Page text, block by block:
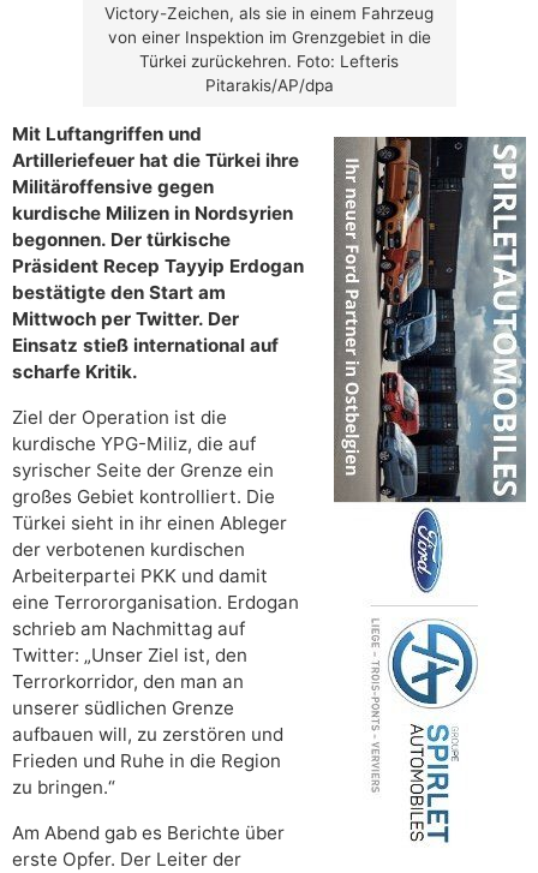
Victory-Zeichen, als sie in einem Fahrzeug
von einer Inspektion im Grenzgebiet in die
Türkei zurückehren. Foto: Lefteris
Pitarakis/AP/dpa
Mit Luftangriffen und
Artilleriefeuer hat die Türkei ihre
Militäroffensive gegen
kurdische Milizen in Nordsyrien
begonnen. Der türkische
Präsident Recep Tayyip Erdogan
bestätigte den Start am
Mittwoch per Twitter. Der
Einsatz stieß international auf
scharfe Kritik.
Ziel der Operation ist die
kurdische YPG-Miliz, die auf
syrischer Seite der Grenze ein
großes Gebiet kontrolliert. Die
Türkei sieht in ihr einen Ableger
der verbotenen kurdischen
Arbeiterpartei PKK und damit
eine Terrororganisation. Erdogan
schrieb am Nachmittag auf
Twitter: „Unser Ziel ist, den
Terrorkorridor, den man an
unserer südlichen Grenze
aufbauen will, zu zerstören und
Frieden und Ruhe in die Region
zu bringen.“
Am Abend gab es Berichte über
erste Opfer. Der Leiter der